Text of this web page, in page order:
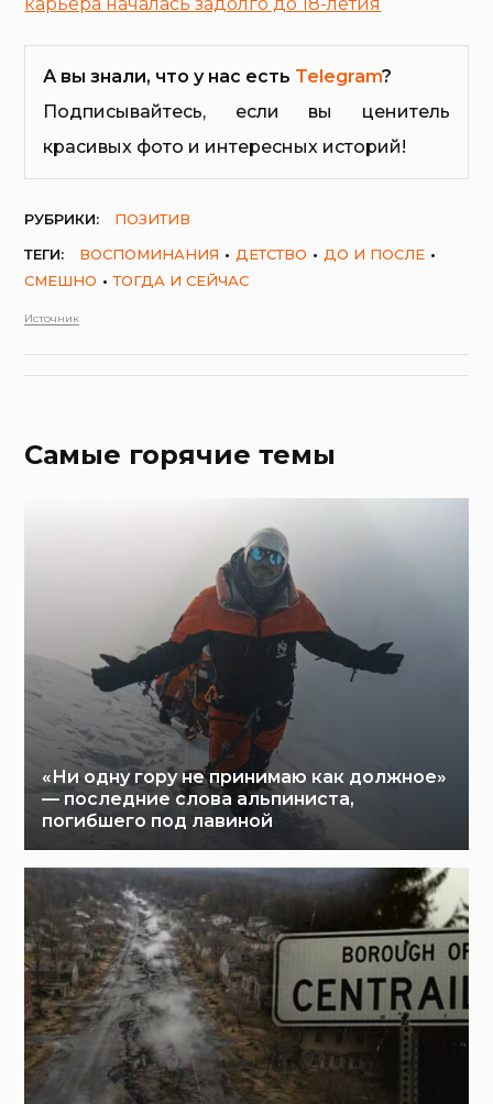
А вы знали, что у нас есть Telegram?
Подписывайтесь, если вы ценитель
красивых фото и интересных историй!
РУБРИКИ:
ПОЗИТИВ
ТЕГИ:
ВОСПОМИНАНИЯ ДЕТСТВО
ДО И ПОСЛЕ
СМЕШНО
ТОГДА И СЕЙЧАС
Источник
Самые горячие темы
«Ни одну гору не принимаю как должное»
— последние слова альпиниста,
погибшего под лавиной